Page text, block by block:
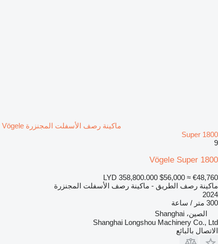
ماكينة رصف الأسفلت المجنزرة Vögele
Super 1800
9
Vögele Super 1800
LYD 358,800.000 $56,000 ≈ €48,760
ماكينة رصف الطريق - ماكينة رصف الأسفلت المجنزرة
2024
300 متر / ساعة
الصين، Shanghai
Shanghai Longshou Machinery Co., Ltd
الاتصال بالبائع